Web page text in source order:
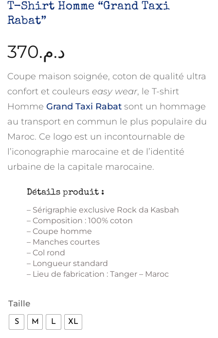
T-Shirt Homme “Grand Taxi
Rabat”
د.م.370
Coupe maison soignée, coton de qualité ultra
confort et couleurs easy wear, le T-shirt
Homme Grand Taxi Rabat sont un hommage
au transport en commun le plus populaire du
Maroc. Ce logo est un incontournable de
l’iconographie marocaine et de l’identité
urbaine de la capitale marocaine.
Détails produit :
– Sérigraphie exclusive Rock da Kasbah
– Composition : 100% coton
– Coupe homme
– Manches courtes
– Col rond
– Longueur standard
– Lieu de fabrication : Tanger – Maroc
Taille
S M L XL